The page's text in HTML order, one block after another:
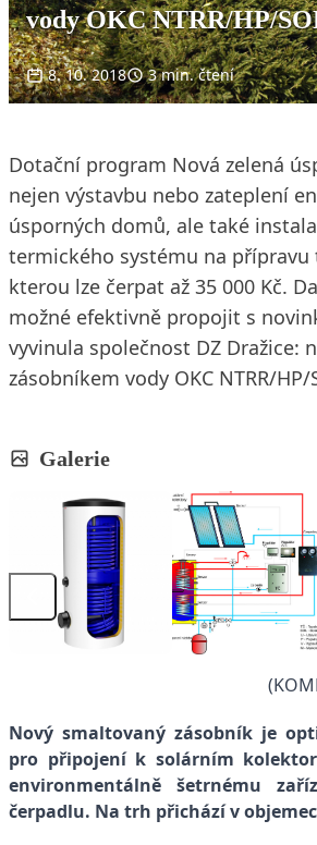
vody OKC NTRR/HP/
8. 10. 2018 3 min. čtení
Dotační program Nová zelená
nejen výstavbu nebo zateplení
úsporných domů, ale také
termického systému na přípravu
kterou lze čerpat až 35 000 Kč.
možné efektivně propojit s
vyvinula společnost DZ Dražice:
zásobníkem vody OKC NTRR/HP/
Galerie
Nový smaltovaný zásobník je
pro připojení k solárním
environmentálně šetrnému
čerpadlu. Na trh přichází v